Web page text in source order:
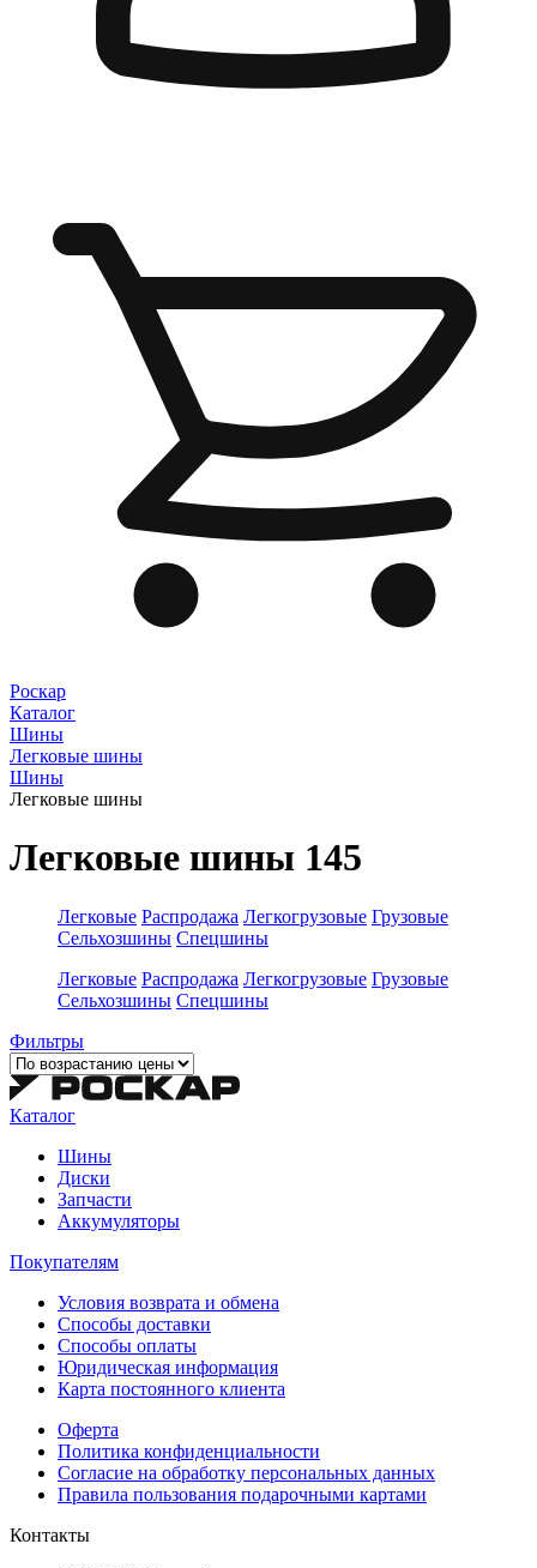
Роскар
Каталог
Шины
Легковые шины
Шины
Легковые шины
Легковые шины 145
Легковые Распродажа Легкогрузовые Грузовые
Сельхозшины Спецшины
Легковые Распродажа Легкогрузовые Грузовые
Сельхозшины Спецшины
Фильтры
Каталог
Шины
Диски
Запчасти
Аккумуляторы
Покупателям
Условия возврата и обмена
Способы доставки
Способы оплаты
Юридическая информация
Карта постоянного клиента
Оферта
Политика конфиденциальности
Согласие на обработку персональных данных
Правила пользования подарочными картами
Контакты